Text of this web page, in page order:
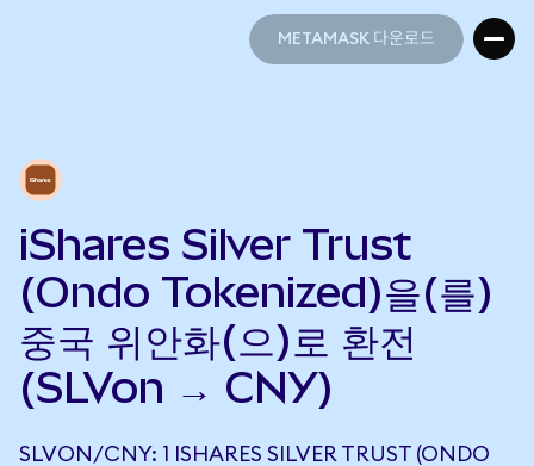
METAMASK 다운로드
iShares Silver Trust
(Ondo Tokenized)을(를)
중국 위안화(으)로 환전
(SLVon → CNY)
SLVON/CNY: 1 ISHARES SILVER TRUST (ONDO